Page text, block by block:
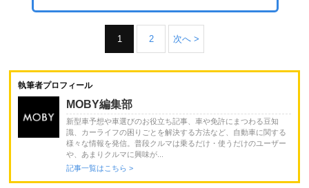
1 2 次へ >
執筆者プロフィール
MOBY編集部
新型車予想や車選びのお役立ち記事、車や免許にまつわる豆知
識、カーライフの困りごとを解決する方法など、自動車に関する
様々な情報を発信。普段クルマは乗るだけ・使うだけのユーザー
や、あまりクルマに興味が...
記事一覧はこちら >